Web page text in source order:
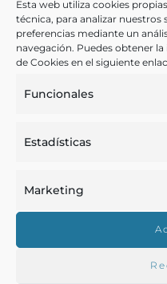
Esta web utiliza cookies
técnica, para analizar nuestros
preferencias mediante un
navegación. Puedes obtener
de Cookies en el siguiente
Funcionales
Estadísticas
Marketing
Conferencias culinarias
Muro y Carratalá, Ángel
Madrid - 1891